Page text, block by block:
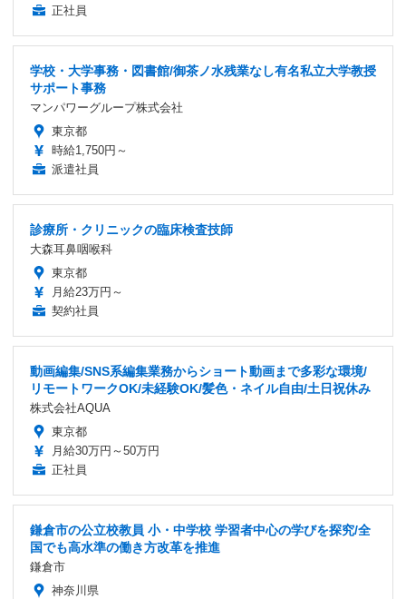
正社員
学校・大学事務・図書館/御茶ノ水残業なし有名私立大学教授
サポート事務
マンパワーグループ株式会社
東京都
時給1,750円～
派遣社員
診療所・クリニックの臨床検査技師
大森耳鼻咽喉科
東京都
月給23万円～
契約社員
動画編集/SNS系編集業務からショート動画まで多彩な環境/
リモートワークOK/未経験OK/髪色・ネイル自由/土日祝休み
株式会社AQUA
東京都
月給30万円～50万円
正社員
鎌倉市の公立校教員 小・中学校 学習者中心の学びを探究/全
国でも高水準の働き方改革を推進
鎌倉市
神奈川県